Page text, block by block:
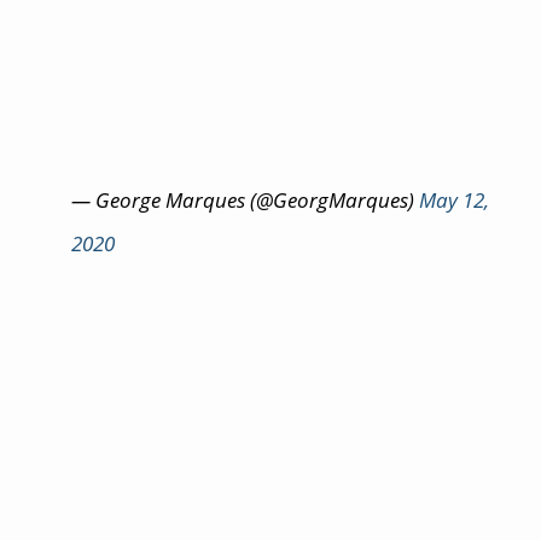
— George Marques (@GeorgMarques)May 12,
2020